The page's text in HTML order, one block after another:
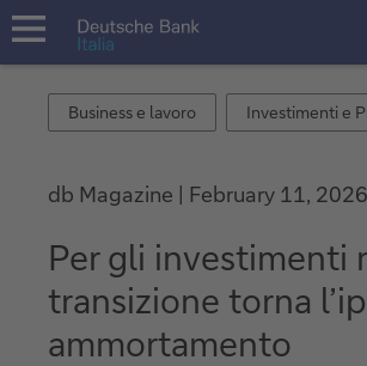
open
Business
e
Business e lavoro
Investimenti
e
Investimenti e
db Magazine February 11, 2026
Per gli investimenti
transizione torna
ammortamento